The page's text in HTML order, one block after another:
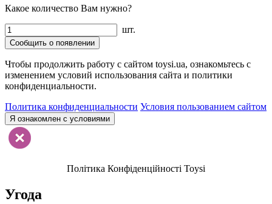
Какое количество Вам нужно?
шт.
Сообщить о появлении
Чтобы продолжить работу с сайтом toysi.ua, ознакомьтесь с
изменением условий использования сайта и политики
конфиденциальности.
Политика конфиденциальности Условия пользованием сайтом
Я ознакомлен с условиями
Політика Конфіденційності Toysi
Угода